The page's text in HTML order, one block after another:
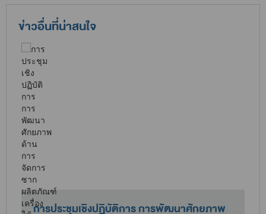
ข่าวอื่นที่น่าสนใจ
การประชุมเชิงปฏิบัติการ การพัฒนาศักยภาพ